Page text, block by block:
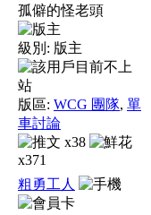
孤僻的怪老頭
級別: 版主
版區: WCG 團隊, 單
車討論
x38
x371
粗勇工人